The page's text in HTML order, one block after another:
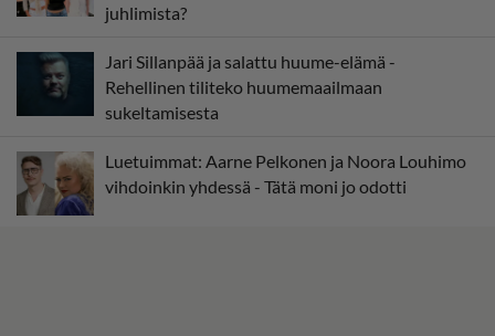
juhlimista?
Jari Sillanpää ja salattu huume-elämä -
Rehellinen tiliteko huumemaailmaan
sukeltamisesta
Luetuimmat: Aarne Pelkonen ja Noora Louhimo
vihdoinkin yhdessä - Tätä moni jo odotti